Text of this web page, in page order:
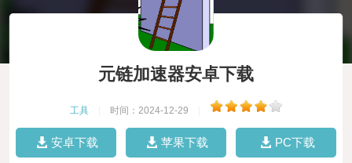
元链加速器安卓下载
工具 时间：2024-12-29
安卓下载 苹果下载 PC下载